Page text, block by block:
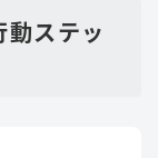
動ステッ